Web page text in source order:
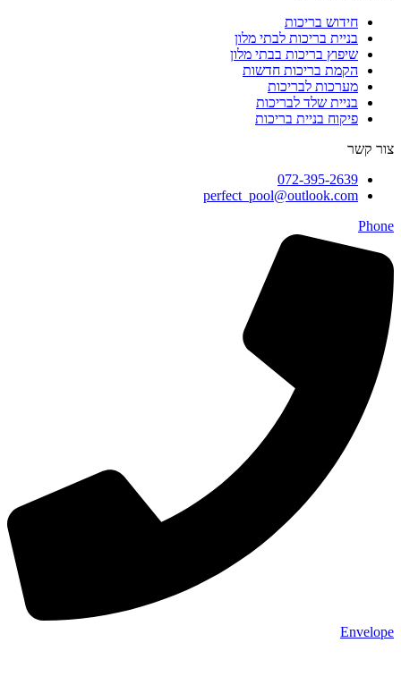
חידוש בריכות
בניית בריכות לבתי מלון
שיפוץ בריכות בבתי מלון
הקמת בריכות חדשות
מערכות לבריכות
בניית שלד לבריכות
פיקוח בניית בריכות
צור קשר
072-395-2639
perfect_pool@outlook.com
Phone
Envelope